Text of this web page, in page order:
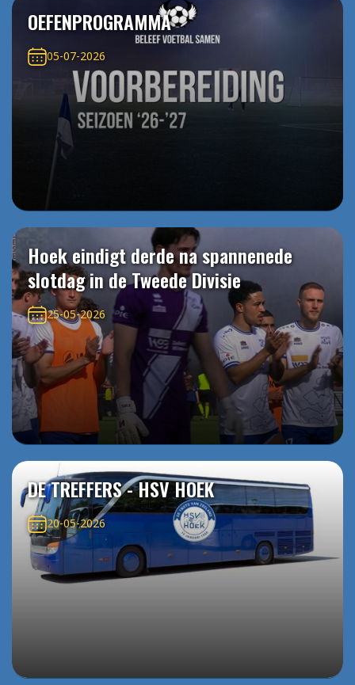
OEFENPROGRAMMA
05-07-2026
Hoek eindigt derde na spannenede
slotdag in de Tweede Divisie
25-05-2026
DE TREFFERS - HSV HOEK
20-05-2026